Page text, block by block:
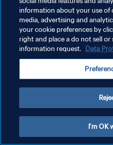
DATENSCHUTZ
NUTZUNGSBEDINGUNGEN
COOKIE-EINSTELLUNGEN
information about your use of
media, advertising and
your cookie preferences by
right and place a do not sell or
information request. Data
I'm OK